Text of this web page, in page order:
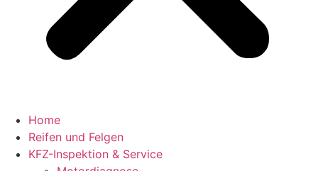
Home
Reifen und Felgen
KFZ-Inspektion & Service